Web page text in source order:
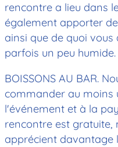
rencontre a lieu dans
également apporter
ainsi que de quoi
parfois un peu humide.
BOISSONS AU BAR.
commander au moins
l'événement et à la
rencontre est gratuite,
apprécient davantage